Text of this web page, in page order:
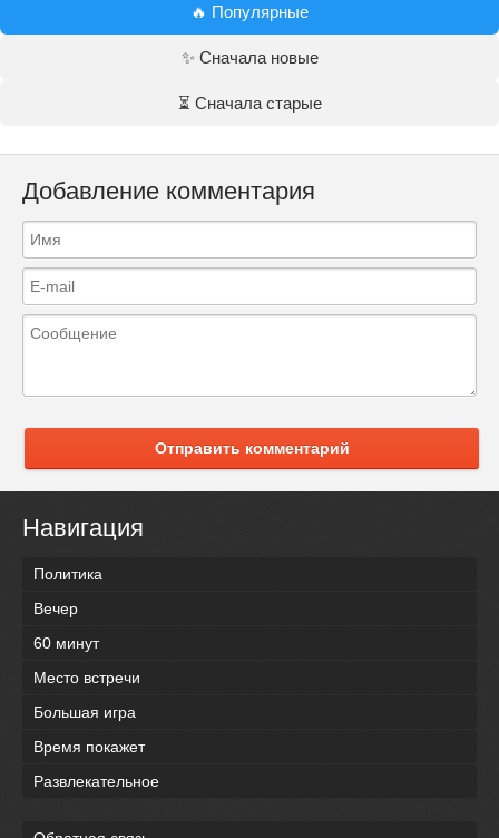
🔥 Популярные
✨ Сначала новые
⏳ Сначала старые
Добавление комментария
Отправить комментарий
Навигация
Политика
Вечер
60 минут
Место встречи
Большая игра
Время покажет
Развлекательное